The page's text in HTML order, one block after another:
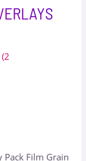
(2
Film Grain